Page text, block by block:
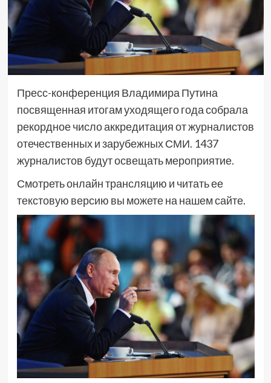
Пресс-конференция Владимира Путина
посвященная итогам уходящего года собрала
рекордное число аккредитация от журналистов
отечественных и зарубежных СМИ. 1437
журналистов будут освещать мероприятие.
Смотреть онлайн трансляцию и читать ее
текстовую версию вы можете на нашем сайте.